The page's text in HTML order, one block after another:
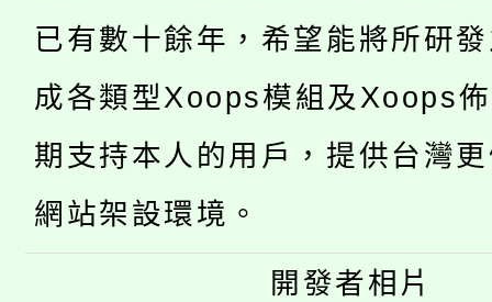
已有數十餘年，希望能將所研
成各類型Xoops模組及Xoops
期支持本人的用戶，提供台灣
網站架設環境。
開發者相片